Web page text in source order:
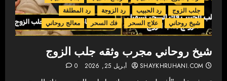
جلب الزوج
رد الحبيب رد الزوجة
رد المطلقة
شيخ روحاني
علاج السحر فك السحر معالج روحاني
شيخ روحاني مجرب وثقه جلب الزوج
SHAYKHRUHANI.COM أبريل 25, 2026 0